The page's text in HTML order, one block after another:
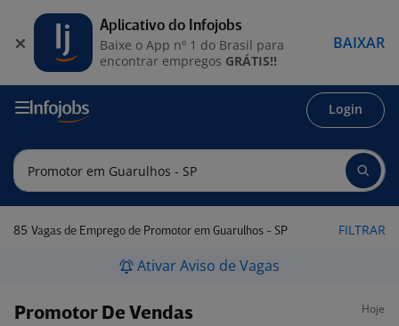
Login
85 Vagas de Emprego de Promotor em Guarulhos - SP FILTRAR
Ativar Aviso de Vagas
Promotor De Vendas Hoje
Aplicativo do Infojobs
Baixe o App nº 1 do Brasil para
encontrar empregos GRÁTIS!!
BAIXAR